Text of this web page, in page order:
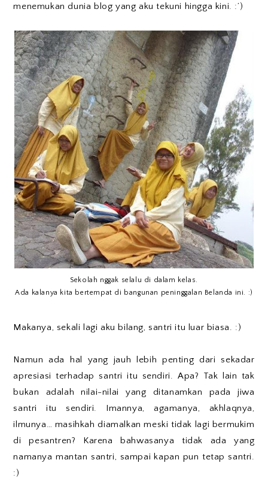
menemukan dunia blog yang aku tekuni hingga kini. :’)
Sekolah nggak selalu di dalam kelas.
Ada kalanya kita bertempat di bangunan peninggalan Belanda ini. :)
Makanya, sekali lagi aku bilang, santri itu luar biasa. :)
Namun ada hal yang jauh lebih penting dari sekadar
apresiasi terhadap santri itu sendiri. Apa? Tak lain tak
bukan adalah nilai-nilai yang ditanamkan pada jiwa
santri itu sendiri. Imannya, agamanya, akhlaqnya,
ilmunya… masihkah diamalkan meski tidak lagi bermukim
di pesantren? Karena bahwasanya tidak ada yang
namanya mantan santri, sampai kapan pun tetap santri.
:)